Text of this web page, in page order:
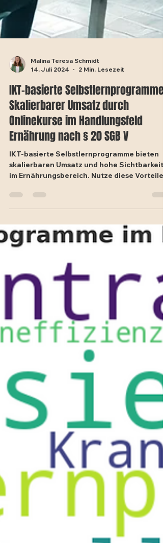
14. Juli 2024
2 Min. Lesezeit
IKT-basierte Selbstlernprogramme:
Skalierbarer Umsatz durch
Onlinekurse im Handlungsfeld
Ernährung nach § 20 SGB V
IKT-basierte Selbstlernprogramme bieten
im Ernährungsbereich. Nutze diese Vorteile
für deinen Erfo